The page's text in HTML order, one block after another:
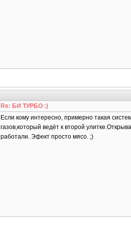
Re: БИ ТУРБО :)
Если кому интересно, примерно такая
газов,который ведёт к второй
работали. Эфект просто мясо. ;)